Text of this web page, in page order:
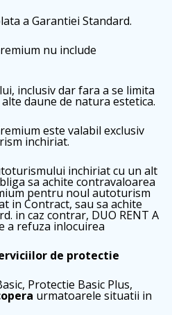
a Garantiei Standard.
nu include
inclusiv dar fara a se limita
daune de natura estetica.
este valabil exclusiv
inchiriat.
inchiriat cu un alt
sa achite contravaloarea
pentru noul autoturism
in Contract, sau sa achite
in caz contrar, DUO RENT A
a refuza inlocuirea
de protectie
Protectie Basic Plus,
urmatoarele situatii in